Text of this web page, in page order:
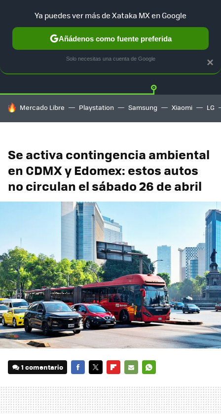
TESLA UBER AUTO ELECTRICO Twitter
HOY SE HABLA DE
Mercado Libre Playstation Samsung Xiaomi LG
Se activa contingencia ambiental
en CDMX y Edomex: estos autos
no circulan el sábado 26 de abril
1 comentario
MAIL
×
Ya puedes ver más de Xataka MX en Google
Añádenos como fuente preferida
Solo necesitas una cuenta de Google